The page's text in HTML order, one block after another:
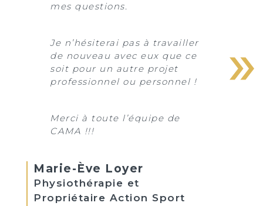
mes questions.
Je n’hésiterai pas à travailler
de nouveau avec eux que ce
soit pour un autre projet
professionnel ou personnel !
Merci à toute l’équipe de
CAMA !!!
Marie-Ève Loyer
Physiothérapie et
Propriétaire Action Sport